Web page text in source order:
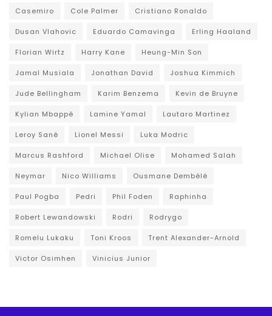
Casemiro Cole Palmer Cristiano Ronaldo
Dusan Vlahovic Eduardo Camavinga Erling Haaland
Florian Wirtz Harry Kane Heung-Min Son
Jamal Musiala Jonathan David Joshua Kimmich
Jude Bellingham Karim Benzema Kevin de Bruyne
Kylian Mbappé Lamine Yamal Lautaro Martinez
Leroy Sané Lionel Messi Luka Modric
Marcus Rashford Michael Olise Mohamed Salah
Neymar Nico Williams Ousmane Dembélé
Paul Pogba Pedri Phil Foden Raphinha
Robert Lewandowski Rodri Rodrygo
Romelu Lukaku Toni Kroos Trent Alexander-Arnold
Victor Osimhen Vinicius Junior